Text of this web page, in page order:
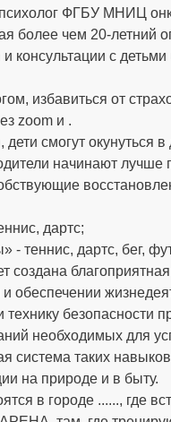
психолог ФГБУ МНИЦ
более чем 20-летний
с детьми
избавиться от
zoom и .
смогут окунуться в
начинают лучше
дартс;
- теннис, дартс, бег,
создана
обеспечении
безопасности
необходимых для
система таких
на природе и в быту.
в городе ......, где